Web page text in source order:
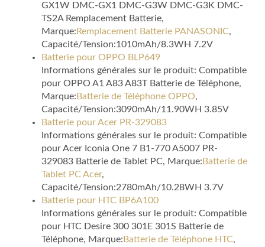
GX1W DMC-GX1 DMC-G3W DMC-G3K DMC-
TS2A Remplacement Batterie,
Marque: Remplacement Batterie PANASONIC,
Capacité/Tension:1010mAh/8.3WH 7.2V
Batterie pour OPPO BLP649
Informations générales sur le produit: Compatible
pour OPPO A1 A83 A83T Batterie de Téléphone,
Marque: Batterie de Téléphone OPPO,
Capacité/Tension:3090mAh/11.90WH 3.85V
Batterie pour Acer PR-329083
Informations générales sur le produit: Compatible
pour Acer Iconia One 7 B1-770 A5007 PR-
329083 Batterie de Tablet PC, Marque: Batterie de
Tablet PC Acer,
Capacité/Tension:2780mAh/10.28WH 3.7V
Batterie pour HTC BP6A100
Informations générales sur le produit: Compatible
pour HTC Desire 300 301E 301S Batterie de
Téléphone, Marque: Batterie de Téléphone HTC,